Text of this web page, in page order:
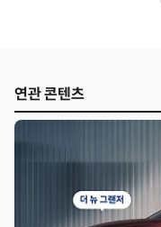
연관 콘텐츠